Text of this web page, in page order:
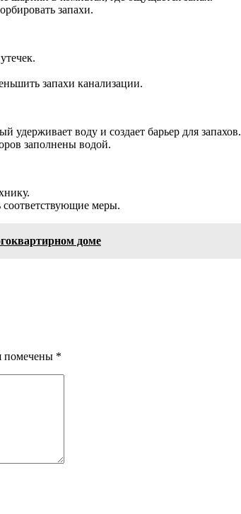
запахи.
запахи канализации.
удерживает воду и создает барьер для запахов.
заполнены водой.
меры.
доме
помечены *